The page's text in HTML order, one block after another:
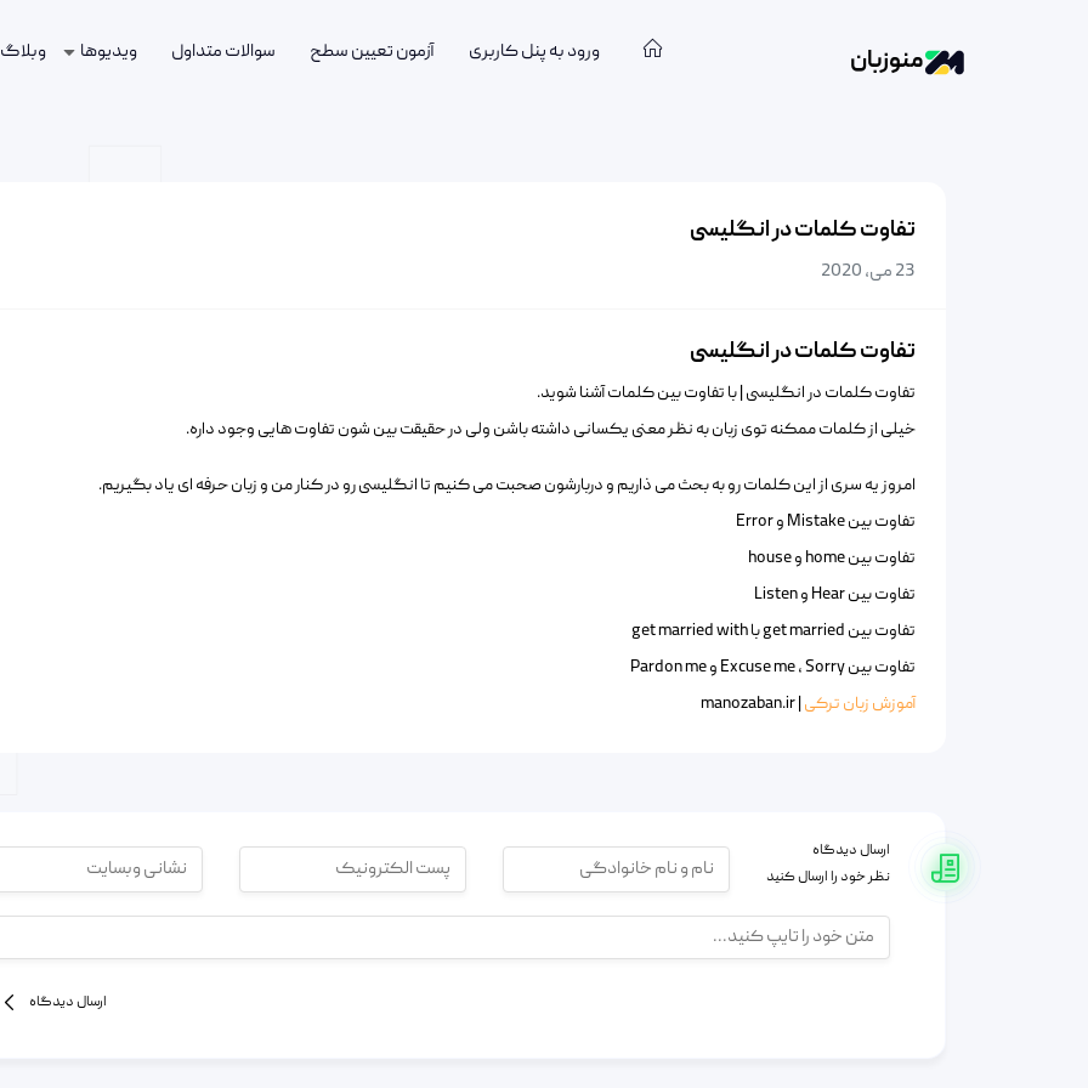
منوزبان ورود به پنل کاربری آزمون تعیین سطح سوالات متداول ویدیوها وبلاگ
تفاوت کلمات در انگلیسی
23 می, 2020
تفاوت کلمات در انگلیسی
تفاوت کلمات در انگلیسی | با تفاوت بین کلمات آشنا شوید.
خیلی از کلمات ممکنه توی زبان به نظر معنی یکسانی داشته باشن ولی در حقیقت بین شون تفاوت هایی وجود داره.
امروز یه سری از این کلمات رو به بحث می ذاریم و دربارشون صحبت می کنیم تا انگلیسی رو در کنار من و زبان حرفه ای یاد بگیریم.
تفاوت بین Mistake و Error
تفاوت بین home و house
تفاوت بین Hear و Listen
تفاوت بین get married با get married with
تفاوت بین Excuse me , Sorry و Pardon me
آموزش زبان ترکی
ارسال دیدگاه
نظر خود را ارسال کنید
ارسال دیدگاه